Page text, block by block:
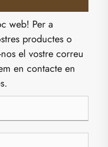
web! Per a
productes o
el vostre correu
en contacte en